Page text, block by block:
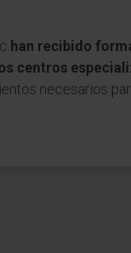
han recibido
centros
necesarios